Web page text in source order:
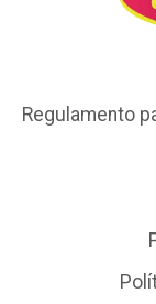
Regulamento